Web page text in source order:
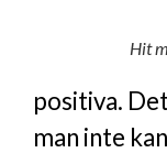
Hit
positiva.
man inte